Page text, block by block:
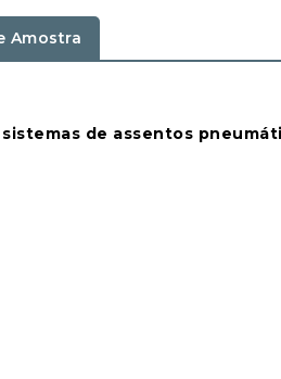
Amostra
de assentos